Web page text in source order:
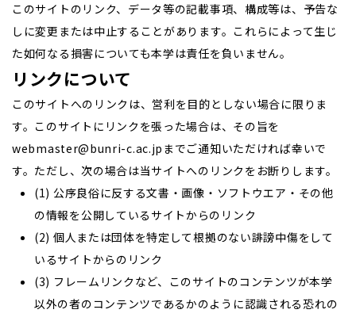
このサイトのリンク、データ等の記載事項、構成等は、予告な
しに変更または中止することがあります。これらによって生じ
た如何なる損害についても本学は責任を負いません。
リンクについて
このサイトへのリンクは、営利を目的としない場合に限りま
す。このサイトにリンクを張った場合は、その旨を
webmaster@bunri-c.ac.jpまでご通知いただければ幸いで
す。ただし、次の場合は当サイトへのリンクをお断りします。
(1) 公序良俗に反する文書・画像・ソフトウエア・その他
の情報を公開しているサイトからのリンク
(2) 個人または団体を特定して根拠のない誹謗中傷をして
いるサイトからのリンク
(3) フレームリンクなど、このサイトのコンテンツが本学
以外の者のコンテンツであるかのように認識される恐れの